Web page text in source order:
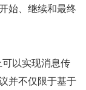
始、继续和最终
以实现消息传
并不仅限于基于